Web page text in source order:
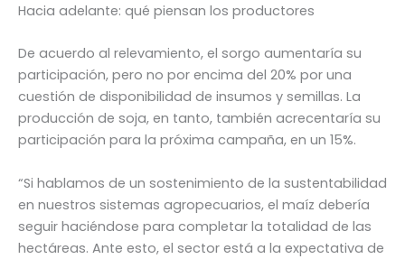
Hacia adelante: qué piensan los productores
De acuerdo al relevamiento, el sorgo aumentaría su
participación, pero no por encima del 20% por una
cuestión de disponibilidad de insumos y semillas. La
producción de soja, en tanto, también acrecentaría su
participación para la próxima campaña, en un 15%.
“Si hablamos de un sostenimiento de la sustentabilidad
en nuestros sistemas agropecuarios, el maíz debería
seguir haciéndose para completar la totalidad de las
hectáreas. Ante esto, el sector está a la expectativa de